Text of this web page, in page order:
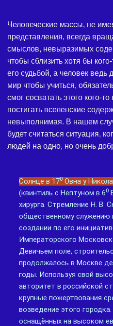
Человеческие массы, не
представления, всегда
смыслов, невыразимых
чтобы сблизить хотя бы
его судьбой, а человек ведь
мир чтобы учиться,
смог сосватать этого кого-
постигать вселенские
невыполнимая. В нашем
будет считаться ситуация,
людей на одно, но очень
Солнце в 170 Овна у
(квинтиль с Нептуном в 60
хирурга. Стремление Н. В.
общественному служению
создании по его
Императорского
Девичьем поле,
продолжалось в Москве
годы. Используя свой
авторитет в российской
крупные пожертвования
возведение этого
оснащённых на высоком